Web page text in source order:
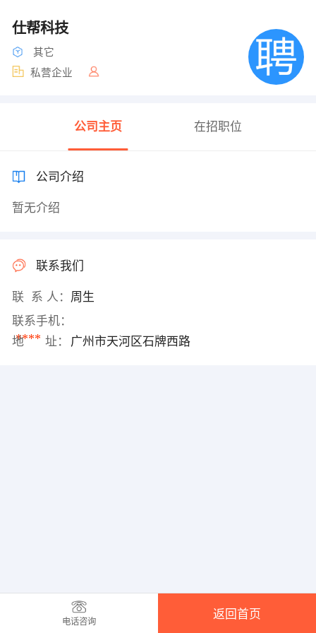
仕帮科技
其它
私营企业
公司主页 在招职位
公司介绍
暂无介绍
联系我们
联 系 人： 周生
联系手机：
****
地 址： 广州市天河区石牌西路
电话咨询
返回首页